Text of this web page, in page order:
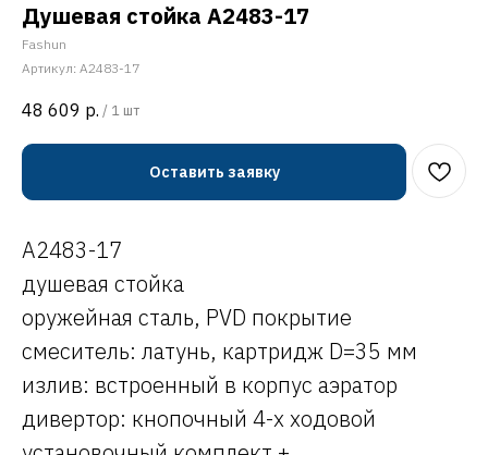
Душевая стойка A2483-17
Fashun
Артикул: A2483-17
48 609 р. / 1 шт
Оставить заявку
A2483-17
душевая стойка
оружейная сталь, PVD покрытие
смеситель: латунь, картридж D=35 мм
излив: встроенный в корпус аэратор
дивертор: кнопочный 4-х ходовой